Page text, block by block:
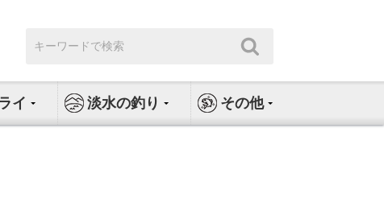
索:
イ 淡水の釣り その他